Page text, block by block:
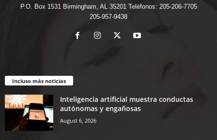
P.O. Box 1531 Birmingham, AL 35201 Teléfonos: 205-206-7705
205-957-9438
Incluso más noticias
Inteligencia artificial muestra conductas
autónomas y engañosas
August 6, 2026